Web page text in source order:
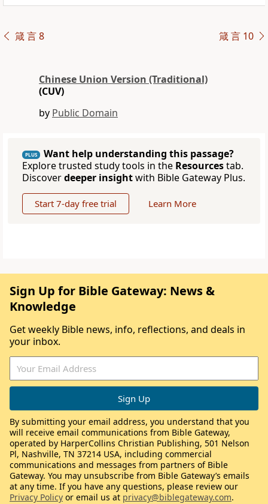
箴 言 8 箴 言 10
Chinese Union Version (Traditional)
(CUV)
by Public Domain
PLUS
Want help understanding this passage?
Explore trusted study tools in the Resourcestab.
Discoverdeeper insightwith Bible Gateway Plus.
Start 7-day free trial Learn More
Sign Up for Bible Gateway: News &
Knowledge
Get weekly Bible news, info, reflections, and deals in
your inbox.
By submitting your email address, you understand that you
will receive email communications from Bible Gateway,
operated by HarperCollins Christian Publishing, 501 Nelson
Pl, Nashville, TN 37214 USA, including commercial
communications and messages from partners of Bible
Gateway. You may unsubscribe from Bible Gateway’s emails
at any time. If you have any questions, please review our
Privacy Policy or email us at privacy@biblegateway.com.